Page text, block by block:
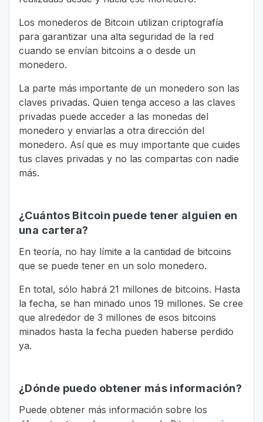
Los monederos de Bitcoin utilizan criptografía
para garantizar una alta seguridad de la red
cuando se envían bitcoins a o desde un
monedero.
La parte más importante de un monedero son las
claves privadas. Quien tenga acceso a las claves
privadas puede acceder a las monedas del
monedero y enviarlas a otra dirección del
monedero. Así que es muy importante que cuides
tus claves privadas y no las compartas con nadie
más.
¿Cuántos Bitcoin puede tener alguien en
una cartera?
En teoría, no hay límite a la cantidad de bitcoins
que se puede tener en un solo monedero.
En total, sólo habrá 21 millones de bitcoins. Hasta
la fecha, se han minado unos 19 millones. Se cree
que alrededor de 3 millones de esos bitcoins
minados hasta la fecha pueden haberse perdido
ya.
¿Dónde puedo obtener más información?
Puede obtener más información sobre los